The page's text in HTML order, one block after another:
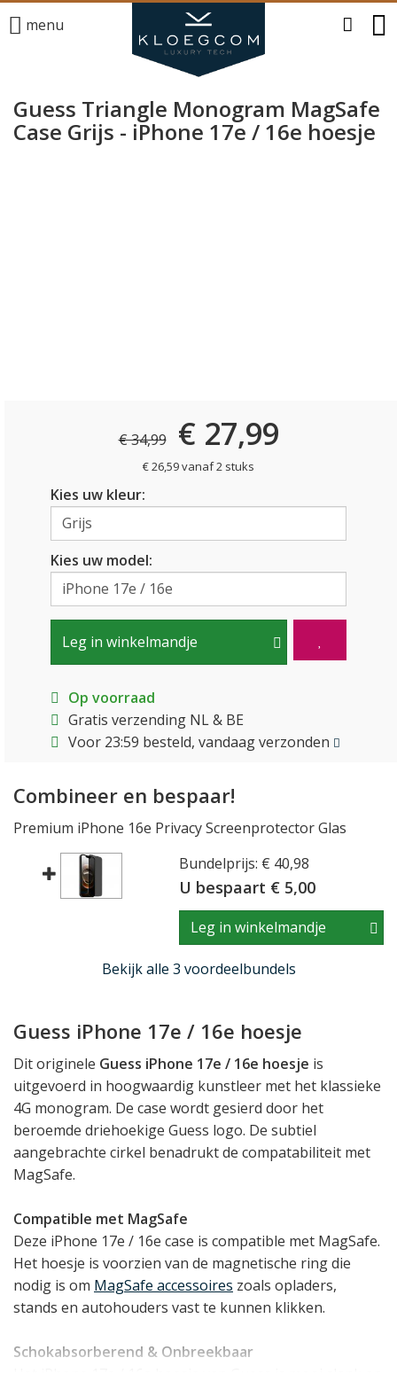
menu
Guess Triangle Monogram MagSafe
Case Grijs - iPhone 17e / 16e hoesje
€ 34,99 € 27,99
€ 26,59 vanaf 2 stuks
Kies uw kleur:
Kies uw model:
Leg in winkelmandje
Op voorraad
Gratis verzending NL & BE
Voor 23:59 besteld, vandaag verzonden
Combineer en bespaar!
Premium iPhone 16e Privacy Screenprotector Glas
Bundelprijs: € 40,98
U bespaart € 5,00
Leg in winkelmandje
Bekijk alle 3 voordeelbundels
Guess iPhone 17e / 16e hoesje
Dit originele Guess iPhone 17e / 16e hoesje is
uitgevoerd in hoogwaardig kunstleer met het klassieke
4G monogram. De case wordt gesierd door het
beroemde driehoekige Guess logo. De subtiel
aangebrachte cirkel benadrukt de compatabiliteit met
MagSafe.
Compatible met MagSafe
Deze iPhone 17e / 16e case is compatible met MagSafe.
Het hoesje is voorzien van de magnetische ring die
nodig is om MagSafe accessoires zoals opladers,
stands en autohouders vast te kunnen klikken.
Schokabsorberend & Onbreekbaar